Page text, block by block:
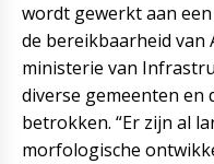
wordt gewerkt aan
de bereikbaarheid van
ministerie van
diverse gemeenten en
betrokken. “Er zijn al
morfologische